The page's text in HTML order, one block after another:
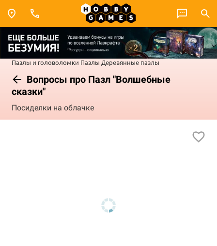
Пазлы и головоломки Пазлы Деревянные пазлы
Вопросы про Пазл "Волшебные
сказки"
Посиделки на облачке